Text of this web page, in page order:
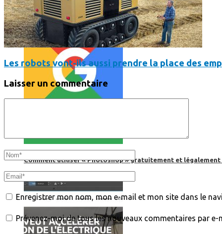
Comment utiliser « Photoshop » gratuitement et légalement
Les robots vont-ils aussi prendre la place des
Laisser un commentaire
Enregistrer mon nom, mon e-mail et mon site dans le
Prévenez-moi de tous les nouveaux commentaires par e-